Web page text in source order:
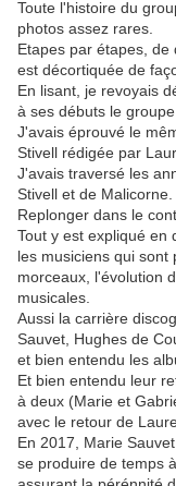
Toute l'histoire du
photos assez rares.
Etapes par étapes,
est décortiquée de
En lisant, je revoyais
à ses débuts le
J'avais éprouvé le
Stivell rédigée par
J'avais traversé les
Stivell et de Malicorne.
Replonger dans le
Tout y est expliqué en
les musiciens qui sont
morceaux, l'évolution
musicales.
Aussi la carrière
Sauvet, Hughes de
et bien entendu les
Et bien entendu leur
à deux (Marie et
avec le retour de
En 2017, Marie
se produire de temps